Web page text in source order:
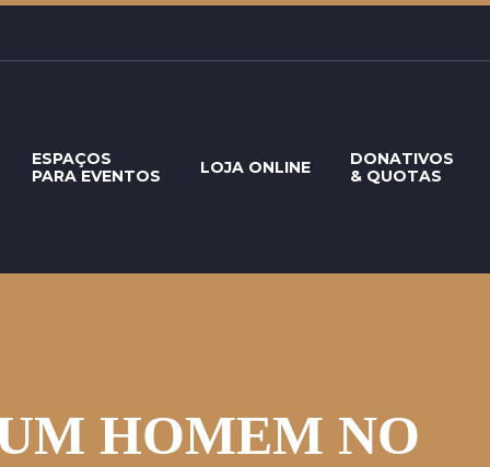
ESPAÇOS
PARA EVENTOS
LOJA ONLINE
DONATIVOS
& QUOTAS
HOMEM NO